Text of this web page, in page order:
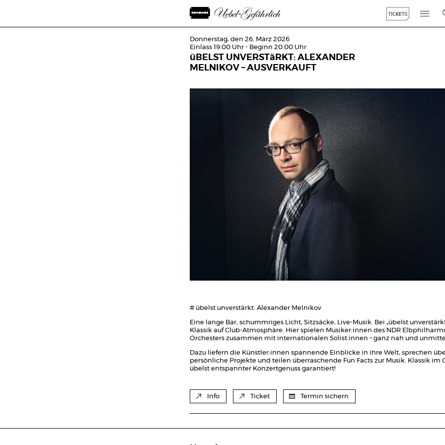
Donnerstag, den 26. März 2026
Einlass 19:00 Uhr - Beginn 20:00 Uhr
üBELST UNVERSTäRKT: ALEXANDER
MELNIKOV – AUSVERKAUFT
# übelst unverstärkt: Alexander Melnikov
Eine lange Bar, schummriges Licht, Sitzsäcke, Live-Musik. Bei „übelst
Klassik auf Club-Atmosphäre. Hier spielen Musiker:innen des NDR
Orchesters zusammen mit internationalen Solist:innen – ganz nah und
Dazu liefern die Künstler:innen spannende Einblicke in ihre Welt, sprechen
persönliche Projekte und teilen überraschende Fun Facts zur Musik. Klassik im
übelst entspannter Konzertgenuss garantiert!
Info Ticket Termin sichern